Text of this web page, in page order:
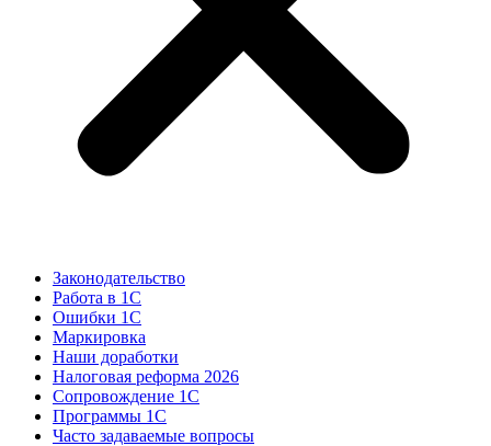
Законодательство
Работа в 1С
Ошибки 1С
Маркировка
Наши доработки
Налоговая реформа 2026
Сопровождение 1С
Программы 1С
Часто задаваемые вопросы